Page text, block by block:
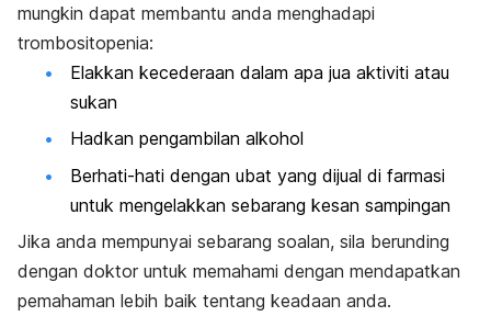
mungkin dapat membantu anda menghadapi
trombositopenia:
Elakkan kecederaan dalam apa jua aktiviti atau
sukan
Hadkan pengambilan alkohol
Berhati-hati dengan ubat yang dijual di farmasi
untuk mengelakkan sebarang kesan sampingan
Jika anda mempunyai sebarang soalan, sila berunding
dengan doktor untuk memahami dengan mendapatkan
pemahaman lebih baik tentang keadaan anda.